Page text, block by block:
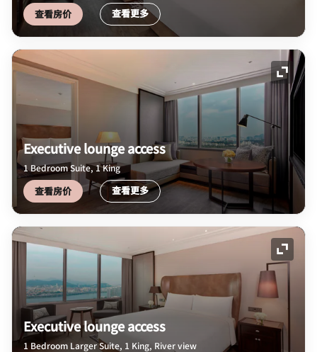
查看房价 查看更多
展开
Executive lounge access
1 Bedroom Suite, 1 King
查看房价 查看更多
展开
Executive lounge access
1 Bedroom Larger Suite, 1 King, River view